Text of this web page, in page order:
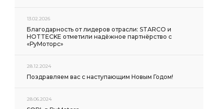
13.02.2026
Благодарность от лидеров отрасли: STARCO и
HOTTECKE отметили надёжное партнёрство с
«РуМоторс»
28.12.2024
Поздравляем вас с наступающим Новым Годом!
28.06.2024